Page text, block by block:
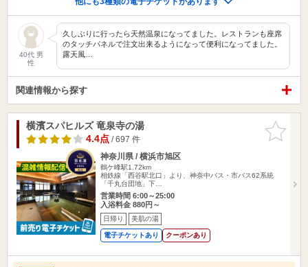
40代 男
性
久しぶりに行ったら天然温泉になってました。レストランも座席
のタッチパネルで注文出来るようになって便利になってました。
露天風…
関連情報から探す
お気に入
りに追加
横濱スパヒルズ 竜泉寺の湯
4.4点/ 697 件
神奈川県 / 横浜市旭区
鶴ケ峰駅1.72km
相鉄線「西谷駅北口」より、神奈中バス・市バス62系統
「千丸台団地」下…
営業時間 6:00～25:00
入浴料金 880円～
日帰り 美肌の湯
電子チケットあり クーポンあり